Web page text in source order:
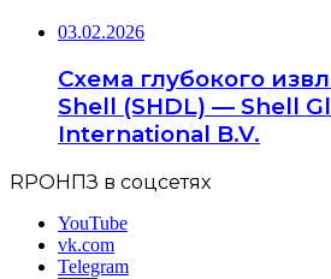
03.02.2026
Схема глубокого
Shell (SHDL) — Shell
International B.V.
RPOНПЗ в соцсетях
YouTube
vk.com
Telegram